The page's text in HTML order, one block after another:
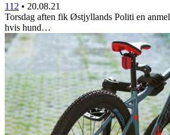
112 • 20.08.21
Torsdag aften fik Østjyllands Politi en
hvis hund…